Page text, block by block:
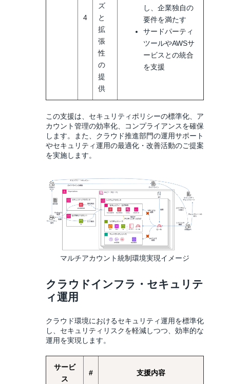
4
ズ
と
拡
張
性
の
提
供
し、企業独自の
要件を満たす
サードパーティ
ツールやAWSサ
ービスとの統合
を支援
この支援は、セキュリティポリシーの標準化、ア
カウント管理の効率化、コンプライアンスを確保
します。また、クラウド推進部門の運用サポート
やセキュリティ運用の最適化・改善活動のご提案
を実施します。
マルチアカウント統制環境実現イメージ
クラウドインフラ・セキュリテ
ィ運用
クラウド環境におけるセキュリティ運用を標準化
し、セキュリティリスクを軽減しつつ、効率的な
運用を実現します。
サービ
ス
# 支援内容